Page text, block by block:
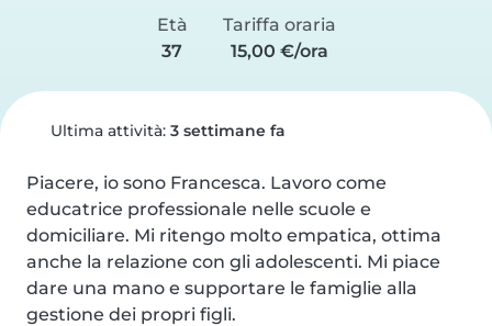
Età
37
Tariffa oraria
15,00 €/ora
Ultima attività: 3 settimane fa
Piacere, io sono Francesca. Lavoro come
educatrice professionale nelle scuole e
domiciliare. Mi ritengo molto empatica, ottima
anche la relazione con gli adolescenti. Mi piace
dare una mano e supportare le famiglie alla
gestione dei propri figli.